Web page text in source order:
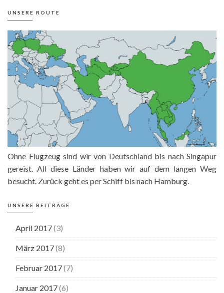
UNSERE ROUTE
Ohne Flugzeug sind wir von Deutschland bis nach Singapur
gereist. All diese Länder haben wir auf dem langen Weg
besucht. Zurück geht es per Schiff bis nach Hamburg.
UNSERE BEITRÄGE
April 2017(3)
März 2017(8)
Februar 2017(7)
Januar 2017(6)